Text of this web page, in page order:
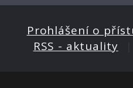
Prohlášení o
RSS - aktuality